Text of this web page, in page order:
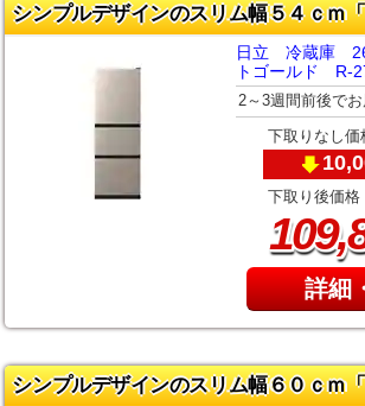
シンプルデザインのスリム幅５４ｃｍ
日立 冷蔵庫
トゴールド R-
2～3週間前後で
下取りなし価
下取り後価格
109,
詳細
シンプルデザインのスリム幅６０ｃｍ